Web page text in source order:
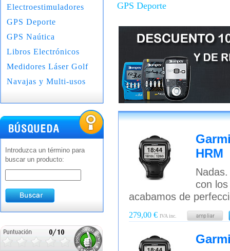
GPS Deporte
HRM
con
acabamos de
279,00 € IVA inc.
Electroestimuladores
GPS Deporte
GPS Naútica
Libros Electrónicos
Medidores Láser Golf
Navajas y Multi-usos
Introduzca un término para
buscar un producto: